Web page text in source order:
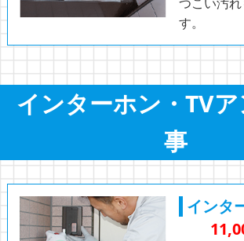
す。
インターホン・TV
事
インタ